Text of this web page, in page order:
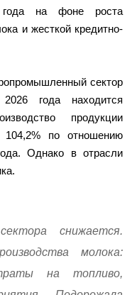
на фоне роста
и жесткой кредитно-
сектор
года находится
продукции
104,2% по отношению
Однако в отрасли
снижается.
молока:
на топливо,